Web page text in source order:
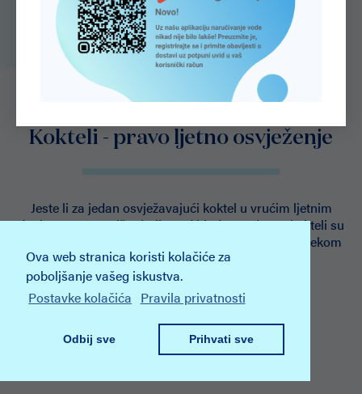
Ova web stranica koristi kolačiće za
poboljšanje vašeg iskustva.
Postavke kolačića Pravila privatnosti
Odbij sve Prihvati sve
Kokteli - pravo ljetno osvježenje
Jeste li za jedan osvježavajući koktel u vrućim ljetnim
danima? Nema ništa boljeg od hladne vode, no kokteli su
vrlo ukusan i živopisan začin uživanja na plaži ili tijekom
večernjeg izlaska u gradu ili na moru.
Saznaj više